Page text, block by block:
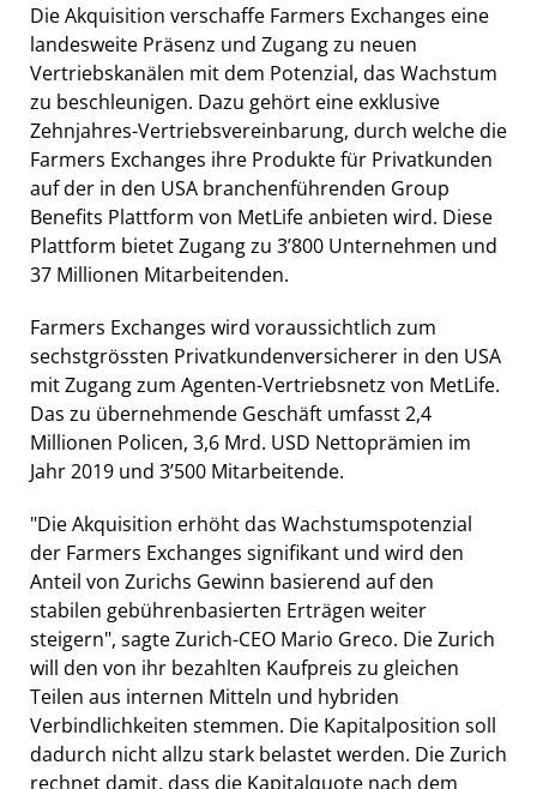
Die Akquisition verschaffe Farmers Exchanges eine
landesweite Präsenz und Zugang zu neuen
Vertriebskanälen mit dem Potenzial, das Wachstum
zu beschleunigen. Dazu gehört eine exklusive
Zehnjahres-Vertriebsvereinbarung, durch welche die
Farmers Exchanges ihre Produkte für Privatkunden
auf der in den USA branchenführenden Group
Benefits Plattform von MetLife anbieten wird. Diese
Plattform bietet Zugang zu 3’800 Unternehmen und
37 Millionen Mitarbeitenden.
Farmers Exchanges wird voraussichtlich zum
sechstgrössten Privatkundenversicherer in den USA
mit Zugang zum Agenten-Vertriebsnetz von MetLife.
Das zu übernehmende Geschäft umfasst 2,4
Millionen Policen, 3,6 Mrd. USD Nettoprämien im
Jahr 2019 und 3’500 Mitarbeitende.
"Die Akquisition erhöht das Wachstumspotenzial
der Farmers Exchanges signifikant und wird den
Anteil von Zurichs Gewinn basierend auf den
stabilen gebührenbasierten Erträgen weiter
steigern", sagte Zurich-CEO Mario Greco. Die Zurich
will den von ihr bezahlten Kaufpreis zu gleichen
Teilen aus internen Mitteln und hybriden
Verbindlichkeiten stemmen. Die Kapitalposition soll
dadurch nicht allzu stark belastet werden. Die Zurich
rechnet damit, dass die Kapitalquote nach dem